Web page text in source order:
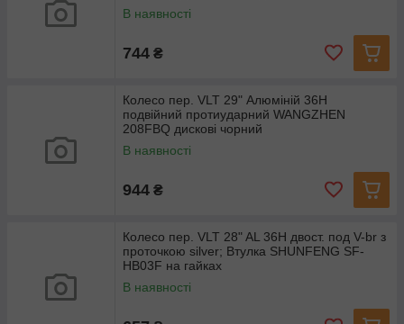
В наявності
744 ₴
Колесо пер. VLT 29" Алюмiнiй 36H
подвійний протиударний WANGZHEN
208FBQ дискові чорний
В наявності
944 ₴
Колесо пер. VLT 28" AL 36H двост. под V-br з
проточкою silver; Втулка SHUNFENG SF-
HB03F на гайках
В наявності